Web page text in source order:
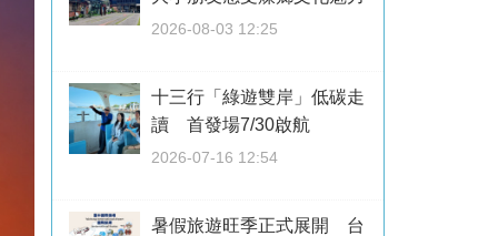
2026-08-03 12:25
十三行「綠遊雙岸」低碳走
讀 首發場7/30啟航
2026-07-16 12:54
暑假旅遊旺季正式展開 台